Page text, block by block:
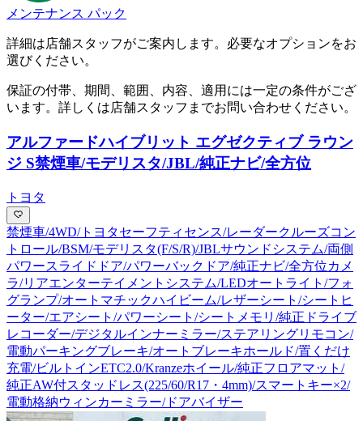
メンテナンス パック
詳細は店舗スタッフがご案内します。必要なオプションをお
選びください。
保証の付帯、期間、範囲、内容、適用には一定の条件がござ
います。詳しくは店舗スタッフまでお問い合わせください。
アルファードハイブリット エグゼクティブ ラウン
ジ S禁煙車/モデリスタ/JBL/純正ナビ/全方位
トヨタ
禁煙車/4WD/トヨタセーフティセンス/レーダークルーズコン
トロール/BSM/モデリスタ(F/S/R)/JBLサウンドシステム/両側
パワースライドドア/パワーバックドア/純正ナビ/全方位カメ
ラ/リアエンターテイメントシステム/LEDオートライト/フォ
グランプ/オートマチックハイビーム/レザーシート/シートヒ
ーター/エアシート/パワーシート/シートメモリ/純正ドライブ
レコーダー/デジタルインナーミラー/ステアリングリモコン/
電動パーキングブレーキ/オートブレーキホールド/置くだけ
充電/ビルトインETC2.0/Kranzeホイール/純正フロアマット/
純正AW付スタッドレス(225/60/R17・4mm)/スマートキー×2/
電動格納ウィンカーミラー/ドアバイザー